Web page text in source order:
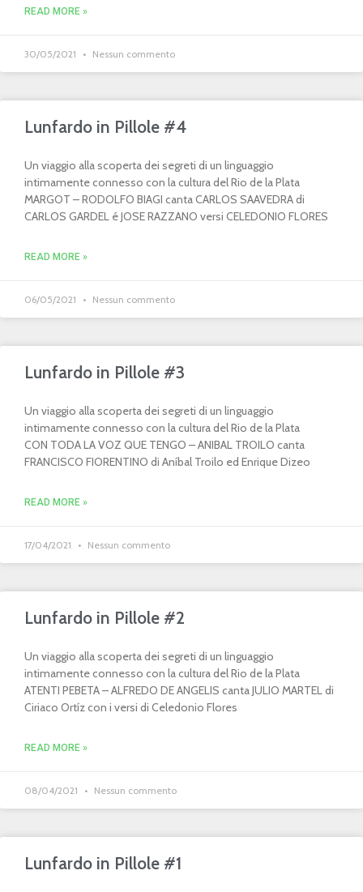
READ MORE »
30/05/2021 Nessun commento
Lunfardo in Pillole #4
Un viaggio alla scoperta dei segreti di un linguaggio
intimamente connesso con la cultura del Rio de la Plata
MARGOT – RODOLFO BIAGI canta CARLOS SAAVEDRA di
CARLOS GARDEL é JOSE RAZZANO versi CELEDONIO FLORES
READ MORE »
06/05/2021 Nessun commento
Lunfardo in Pillole #3
Un viaggio alla scoperta dei segreti di un linguaggio
intimamente connesso con la cultura del Rio de la Plata
CON TODA LA VOZ QUE TENGO – ANIBAL TROILO canta
FRANCISCO FIORENTINO di Aníbal Troilo ed Enrique Dizeo
READ MORE »
17/04/2021 Nessun commento
Lunfardo in Pillole #2
Un viaggio alla scoperta dei segreti di un linguaggio
intimamente connesso con la cultura del Rio de la Plata
ATENTI PEBETA – ALFREDO DE ANGELIS canta JULIO MARTEL di
Ciriaco Ortíz con i versi di Celedonio Flores
READ MORE »
08/04/2021 Nessun commento
Lunfardo in Pillole #1